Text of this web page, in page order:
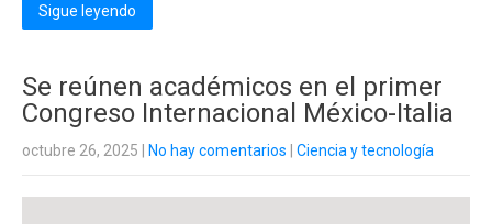
Sigue leyendo
Se reúnen académicos en el primer
Congreso Internacional México-Italia
octubre 26, 2025 No hay comentarios Ciencia y tecnología